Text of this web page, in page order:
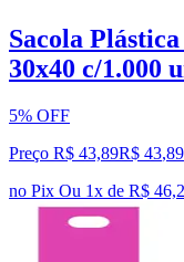
Sacola
30x40 c/1.000
5% OFF
Preço R$ 43,89R$ 43,89
no Pix Ou 1x de R$